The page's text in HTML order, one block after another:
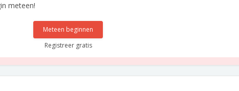
meteen!
Meteen beginnen
Registreer gratis